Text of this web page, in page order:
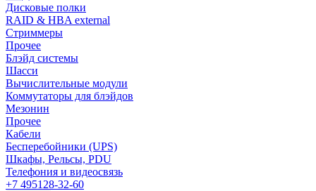
Дисковые полки
RAID & HBA external
Стриммеры
Прочее
Блэйд системы
Шасси
Вычислительные модули
Коммутаторы для блэйдов
Мезонин
Прочее
Кабели
Бесперебойники (UPS)
Шкафы, Рельсы, PDU
Телефония и видеосвязь
+7 495128-32-60